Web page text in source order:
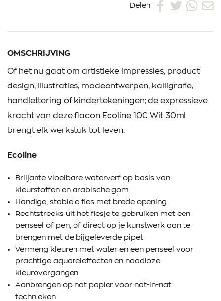
Delen
OMSCHRIJVING
Of het nu gaat om artistieke impressies, product
design, illustraties, modeontwerpen, kalligrafie,
handlettering of kindertekeningen; de expressieve
kracht van deze flacon Ecoline 100 Wit 30ml
brengt elk werkstuk tot leven.
Ecoline
Briljante vloeibare waterverf op basis van
kleurstoffen en arabische gom
Handige, stabiele fles met brede opening
Rechtstreeks uit het flesje te gebruiken met een
penseel of pen, of direct op je kunstwerk aan te
brengen met de bijgeleverde pipet
Vermeng kleuren met water en een penseel voor
prachtige aquareleffecten en naadloze
kleurovergangen
Aanbrengen op nat papier voor nat-in-nat
technieken